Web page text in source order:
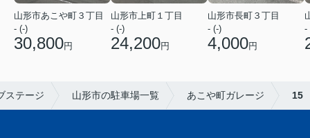
山形市あこや町３丁目
- (-)
30,800円
山形市上町１丁目
- (-)
24,200円
山形市長町３丁目
- (-)
4,000円
-
ステージ 山形市の駐車場一覧 あこや町ガレージ 15